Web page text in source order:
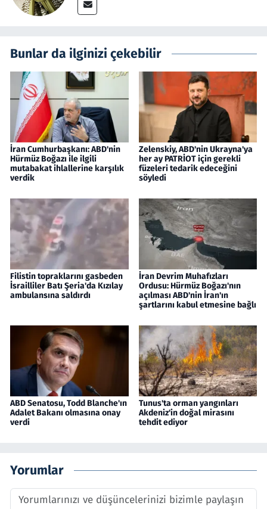
Bunlar da ilginizi çekebilir
İran Cumhurbaşkanı: ABD'nin
Hürmüz Boğazı ile ilgili
mutabakat ihlallerine karşılık
verdik
Zelenskiy, ABD'nin Ukrayna'ya
her ay PATRİOT için gerekli
füzeleri tedarik edeceğini
söyledi
Filistin topraklarını gasbeden
İsrailliler Batı Şeria'da Kızılay
ambulansına saldırdı
İran Devrim Muhafızları
Ordusu: Hürmüz Boğazı'nın
açılması ABD'nin İran'ın
şartlarını kabul etmesine bağlı
ABD Senatosu, Todd Blanche'ın
Adalet Bakanı olmasına onay
verdi
Tunus'ta orman yangınları
Akdeniz'in doğal mirasını
tehdit ediyor
Yorumlar